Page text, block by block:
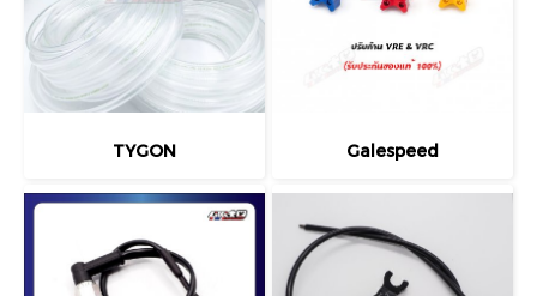
TYGON Galespeed